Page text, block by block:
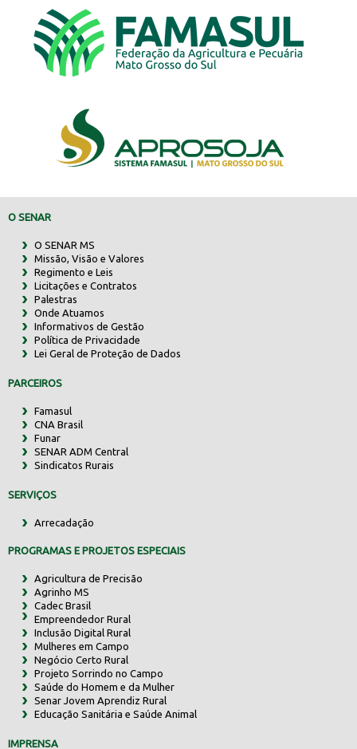
O SENAR
O SENAR MS
Missão, Visão e Valores
Regimento e Leis
Licitações e Contratos
Palestras
Onde Atuamos
Informativos de Gestão
Política de Privacidade
Lei Geral de Proteção de Dados
PARCEIROS
Famasul
CNA Brasil
Funar
SENAR ADM Central
Sindicatos Rurais
SERVIÇOS
Arrecadação
PROGRAMAS E PROJETOS ESPECIAIS
Agricultura de Precisão
Agrinho MS
Cadec Brasil
Empreendedor Rural
Inclusão Digital Rural
Mulheres em Campo
Negócio Certo Rural
Projeto Sorrindo no Campo
Saúde do Homem e da Mulher
Senar Jovem Aprendiz Rural
Educação Sanitária e Saúde Animal
IMPRENSA